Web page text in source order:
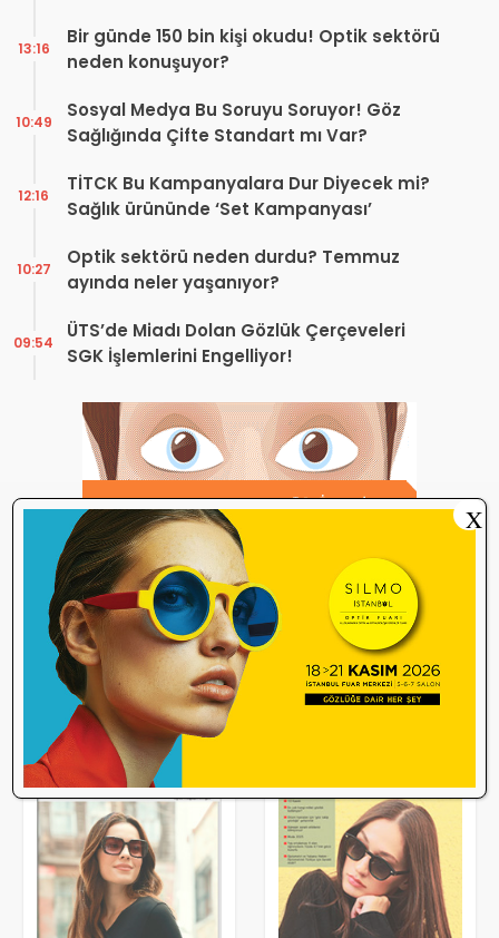
Bir günde 150 bin kişi okudu! Optik sektörü
neden konuşuyor?
13:16
Sosyal Medya Bu Soruyu Soruyor! Göz
Sağlığında Çifte Standart mı Var?
10:49
TİTCK Bu Kampanyalara Dur Diyecek mi?
Sağlık ürününde ‘Set Kampanyası’
12:16
Optik sektörü neden durdu? Temmuz
ayında neler yaşanıyor?
10:27
ÜTS’de Miadı Dolan Gözlük Çerçeveleri
SGK İşlemlerini Engelliyor!
09:54
X